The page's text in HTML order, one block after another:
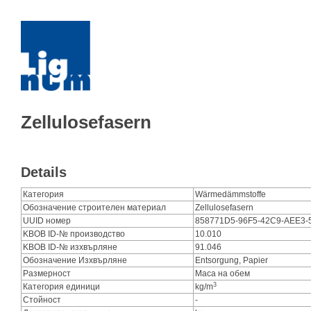
Zellulosefasern
Details
Категория
Wärmedämmstoffe
Обозначение строителен материал
Zellulosefasern
UUID номер
858771D5-96F5-42C9-AEE3-
KBOB ID-№ производство
10.010
KBOB ID-№ изхвърляне
91.046
Обозначение Изхвърляне
Entsorgung, Papier
Размерност
Маса на обем
Категория единици
kg/m3
Стойност
-